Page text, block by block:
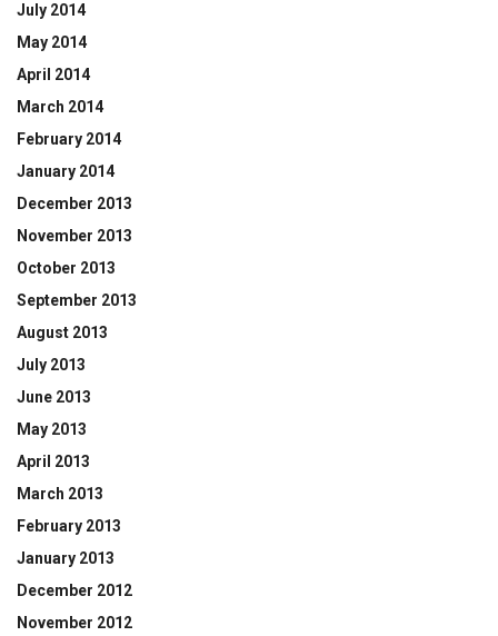
July 2014
May 2014
April 2014
March 2014
February 2014
January 2014
December 2013
November 2013
October 2013
September 2013
August 2013
July 2013
June 2013
May 2013
April 2013
March 2013
February 2013
January 2013
December 2012
November 2012